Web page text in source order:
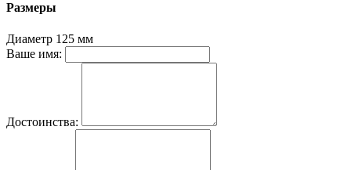
Размеры
Диаметр 125 мм
Ваше имя:
Достоинства: